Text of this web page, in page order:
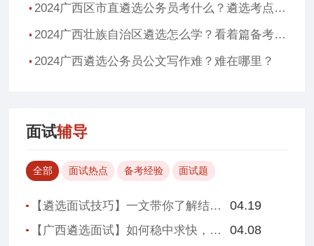
2024广西区市直遴选公务员考什么？遴选考点有哪些
2024广西壮族自治区遴选怎么学？看着篇备考指南就够了
2024广西遴选公务员公文写作难？难在哪里？
面试辅导
全部 面试热点 备考经验 面试题
【遴选面试技巧】一文带你了解结构化面试如何备考！ 04.19
【广西遴选面试】如何稳中求快，化解问题中的突发情境？ 04.08